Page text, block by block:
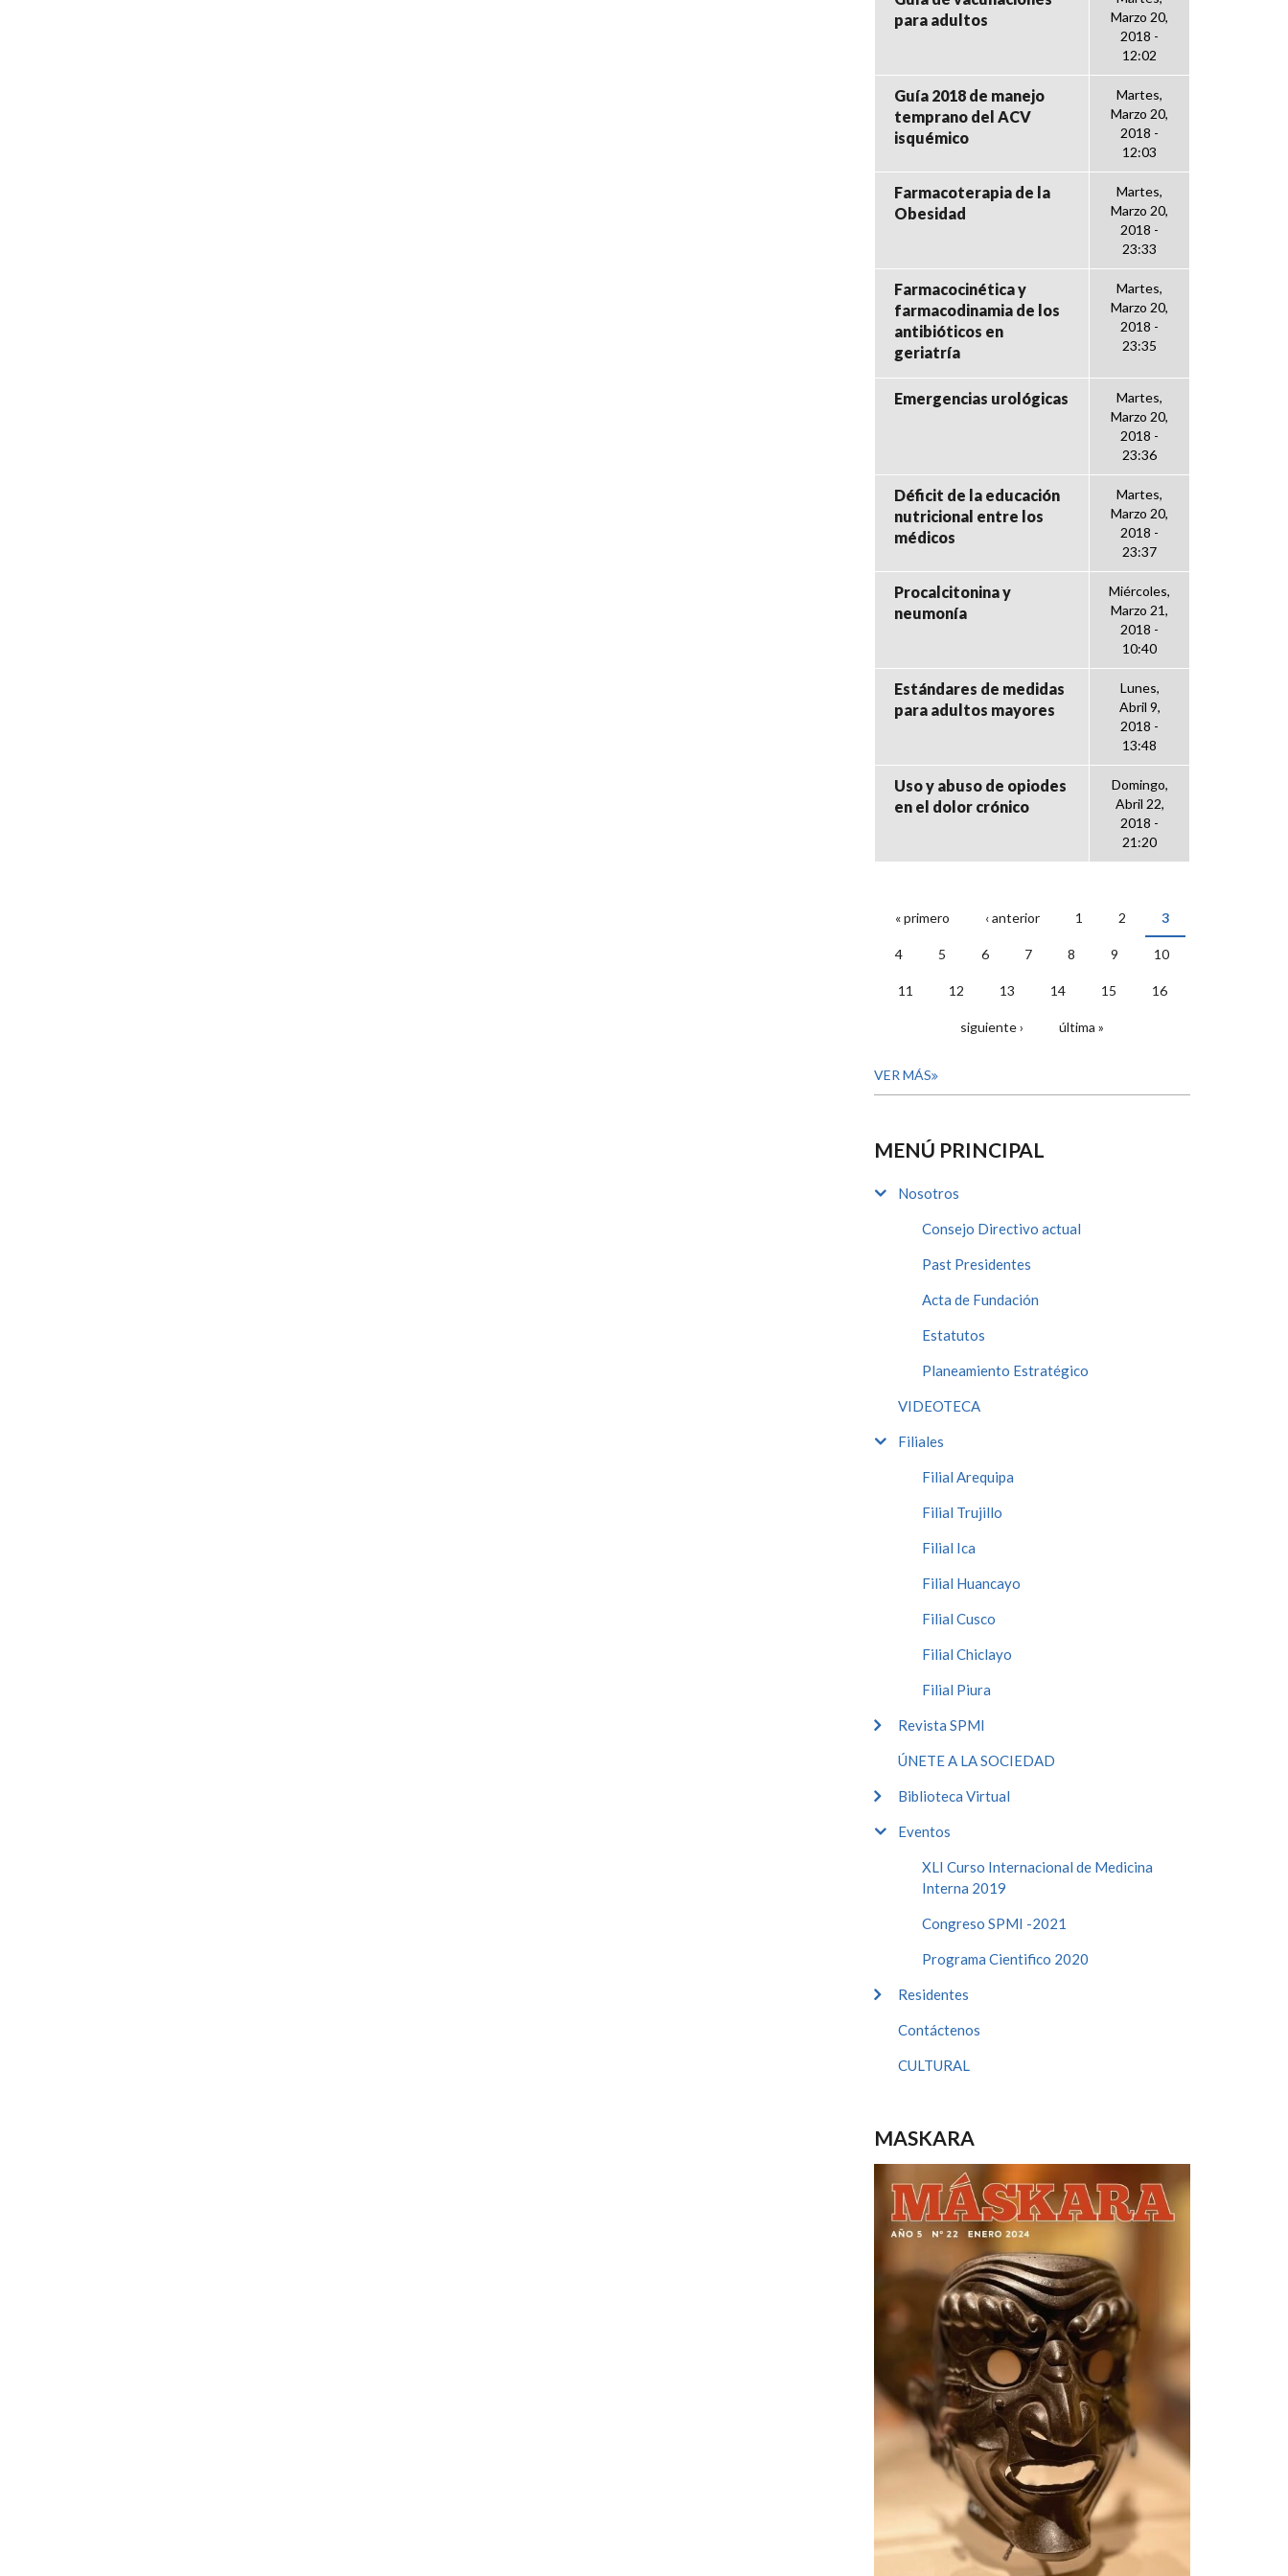
para adultos
Marzo 20,
2018 -
12:02
Guía 2018 de manejo
temprano del ACV
isquémico
Martes,
Marzo 20,
2018 -
12:03
Farmacoterapia de la
Obesidad
Martes,
Marzo 20,
2018 -
23:33
Farmacocinética y
farmacodinamia de los
antibióticos en
geriatría
Martes,
Marzo 20,
2018 -
23:35
Emergencias urológicas
Martes,
Marzo 20,
2018 -
23:36
Déficit de la educación
nutricional entre los
médicos
Martes,
Marzo 20,
2018 -
23:37
Procalcitonina y
neumonía
Miércoles,
Marzo 21,
2018 -
10:40
Estándares de medidas
para adultos mayores
Lunes,
Abril 9,
2018 -
13:48
Uso y abuso de opiodes
en el dolor crónico
Domingo,
Abril 22,
2018 -
21:20
PÁGINAS
« primero ‹ anterior 1 2 3
4 5 6 7 8 9 10
11 12 13 14 15 16
siguiente › última »
VER MÁS
MENÚ PRINCIPAL
Nosotros
Consejo Directivo actual
Past Presidentes
Acta de Fundación
Estatutos
Planeamiento Estratégico
VIDEOTECA
Filiales
Filial Arequipa
Filial Trujillo
Filial Ica
Filial Huancayo
Filial Cusco
Filial Chiclayo
Filial Piura
Revista SPMI
ÚNETE A LA SOCIEDAD
Biblioteca Virtual
Eventos
XLI Curso Internacional de Medicina
Interna 2019
Congreso SPMI -2021
Programa Cientifico 2020
Residentes
Contáctenos
CULTURAL
MASKARA